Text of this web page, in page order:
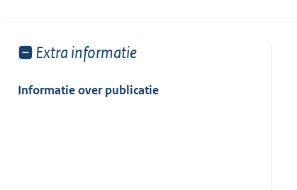
Toon
van:
Extra informatie
Informatie over publicatie